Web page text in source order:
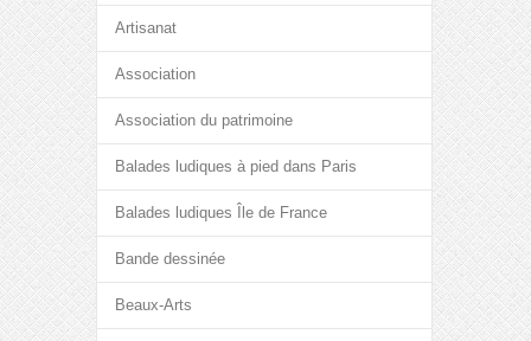
Artisanat
Association
Association du patrimoine
Balades ludiques à pied dans Paris
Balades ludiques Île de France
Bande dessinée
Beaux-Arts